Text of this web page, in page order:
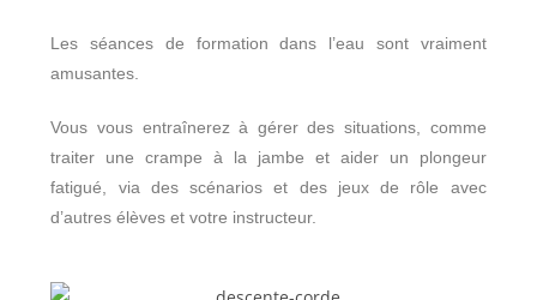
Les séances de formation dans l’eau sont vraiment
amusantes.
Vous vous entraînerez à gérer des situations, comme
traiter une crampe à la jambe et aider un plongeur
fatigué, via des scénarios et des jeux de rôle avec
d’autres élèves et votre instructeur.